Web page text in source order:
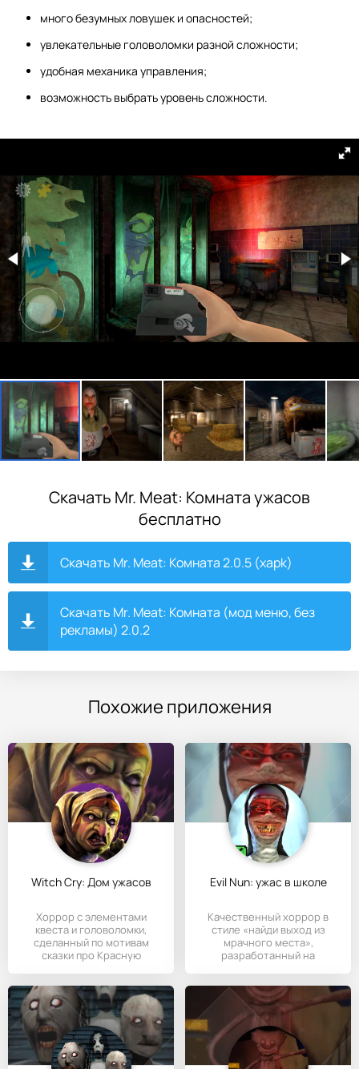
много безумных ловушек и опасностей;
увлекательные головоломки разной сложности;
удобная механика управления;
возможность выбрать уровень сложности.
Скачать Mr. Meat: Комната ужасов
бесплатно
Скачать Mr. Meat: Комната 2.0.5 (xapk)
Скачать Mr. Meat: Комната (мод меню, без
рекламы) 2.0.2
Похожие приложения
Witch Cry: Дом ужасов
Хоррор с элементами
квеста и головоломки,
сделанный по мотивам
сказки про Красную
Evil Nun: ужас в школе
Качественный хоррор в
стиле «найди выход из
мрачного места»,
разработанный на